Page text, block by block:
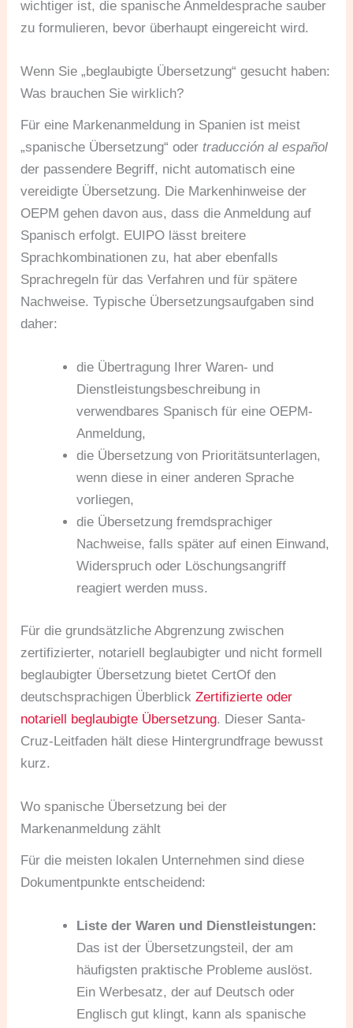
wichtiger ist, die spanische Anmeldesprache sauber
zu formulieren, bevor überhaupt eingereicht wird.
Wenn Sie „beglaubigte Übersetzung“ gesucht haben:
Was brauchen Sie wirklich?
Für eine Markenanmeldung in Spanien ist meist
„spanische Übersetzung“ odertraducción al español
der passendere Begriff, nicht automatisch eine
vereidigte Übersetzung. Die Markenhinweise der
OEPM gehen davon aus, dass die Anmeldung auf
Spanisch erfolgt. EUIPO lässt breitere
Sprachkombinationen zu, hat aber ebenfalls
Sprachregeln für das Verfahren und für spätere
Nachweise. Typische Übersetzungsaufgaben sind
daher:
die Übertragung Ihrer Waren- und
Dienstleistungsbeschreibung in
verwendbares Spanisch für eine OEPM-
Anmeldung,
die Übersetzung von Prioritätsunterlagen,
wenn diese in einer anderen Sprache
vorliegen,
die Übersetzung fremdsprachiger
Nachweise, falls später auf einen Einwand,
Widerspruch oder Löschungsangriff
reagiert werden muss.
Für die grundsätzliche Abgrenzung zwischen
zertifizierter, notariell beglaubigter und nicht formell
beglaubigter Übersetzung bietet CertOf den
deutschsprachigen ÜberblickZertifizierte oder
notariell beglaubigte Übersetzung. Dieser Santa-
Cruz-Leitfaden hält diese Hintergrundfrage bewusst
kurz.
Wo spanische Übersetzung bei der
Markenanmeldung zählt
Für die meisten lokalen Unternehmen sind diese
Dokumentpunkte entscheidend:
Liste der Waren und Dienstleistungen:
Das ist der Übersetzungsteil, der am
häufigsten praktische Probleme auslöst.
Ein Werbesatz, der auf Deutsch oder
Englisch gut klingt, kann als spanische